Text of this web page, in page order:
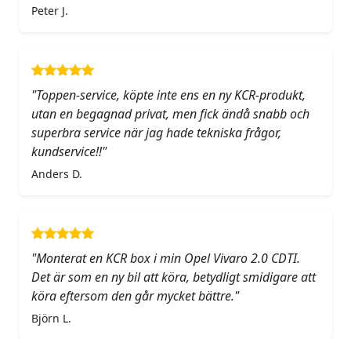
Peter J.
"Toppen-service, köpte inte ens en ny KCR-produkt,
utan en begagnad privat, men fick ändå snabb och
superbra service när jag hade tekniska frågor,
kundservice!!"
Anders D.
"Monterat en KCR box i min Opel Vivaro 2.0 CDTI.
Det är som en ny bil att köra, betydligt smidigare att
köra eftersom den går mycket bättre."
Björn L.